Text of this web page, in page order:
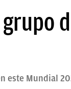
este Mundial